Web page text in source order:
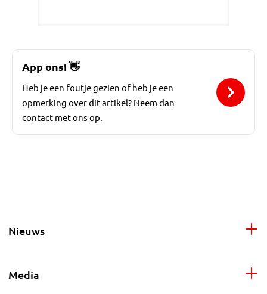
App ons!👋
Heb je een foutje gezien of heb je een
opmerking over dit artikel? Neem dan
contact met ons op.
Nieuws
Media